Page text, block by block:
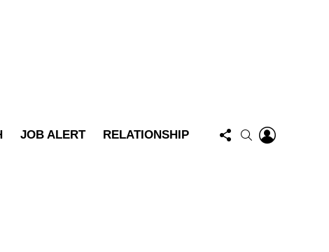
JOB ALERT RELATIONSHIP
FOLLOW
US
SEARCH